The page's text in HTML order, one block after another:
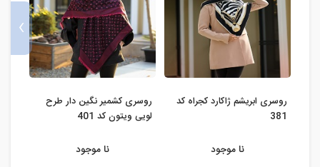
روسری ابریشم ژاکارد کجراه کد
381
نا موجود
روسری کشمیر نگین دار طرح
لویی ویتون کد 401
نا موجود
›